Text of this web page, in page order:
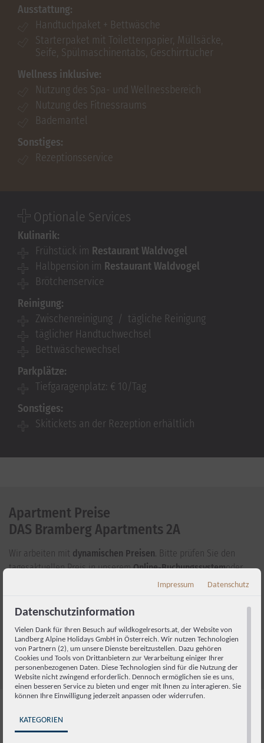
Ausstattung:
Handtuchpaket + Bettwäsche
Starterpaket mit Toilettenpapier, Müllsäcke,
Seife, Spülmaschinentabs, Geschirrtücher
Wellness inklusive:
Nutzung des Spa- und Wellnessbereich
Nutzung des Fitnessraums
Bademantel
Sonstiges:
Rezeptionsservice
Optionale Services
Kulinarik:
Frühstück im Restaurant Waldvogel
Halbpension im Restaurant Waldvogel
Brötchenservice
Reinigung:
Zwischenreinigung / tägliche Reinigung
täglicher Handtuchwechsel
Bettwäschewechsel
Parkplätze:
Tiefgaragenplatz: € 10/Tag
Sonstiges:
Skitickets an der Rezeption erhältlich
Apartment Preise
DAS Bramberg Apartments 2A
Wir arbeiten mit dynamischen Preisen. Bitte prüfen Sie den
tagesaktuellen Preis in unseremOnline-Buchungssystemoder
Formular. Exklusive Ortstaxe und Servicepauschale. Für jede
Zusatzperson berechnen wir einen Aufpreis von € 25,00 pro
Person und Nacht (ab 4 Jahren). Bis zu zwei zusätzliche Personen
können auf der Schlafcouch übernachten.
Impressum Datenschutz
Datenschutzinformation
Vielen Dank für Ihren Besuch auf wildkogelresorts.at, der Website von
Landberg Alpine Holidays GmbH in Österreich. Wir nutzen Technologien
von Partnern (2), um unsere Dienste bereitzustellen. Dazu gehören
Cookies und Tools von Drittanbietern zur Verarbeitung einiger Ihrer
personenbezogenen Daten. Diese Technologien sind für die Nutzung der
Website nicht zwingend erforderlich. Dennoch ermöglichen sie es uns,
einen besseren Service zu bieten und enger mit Ihnen zu interagieren. Sie
können Ihre Einwilligung jederzeit anpassen oder widerrufen.
KATEGORIEN